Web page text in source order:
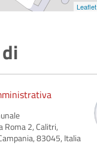
Leaflet
Roma 2, Calitri,
83045, Italia